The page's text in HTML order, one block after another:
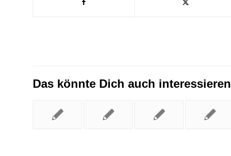
Das könnte Dich auch interessieren